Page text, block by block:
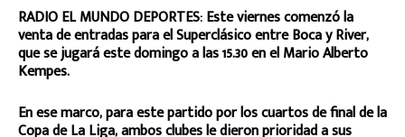
RADIO EL MUNDO DEPORTES: Este viernes comenzó la
venta de entradas para el Superclásico entre Boca y River,
que se jugará este domingo a las 15.30 en el Mario Alberto
Kempes.
En ese marco, para este partido por los cuartos de final de la
Copa de La Liga, ambos clubes le dieron prioridad a sus